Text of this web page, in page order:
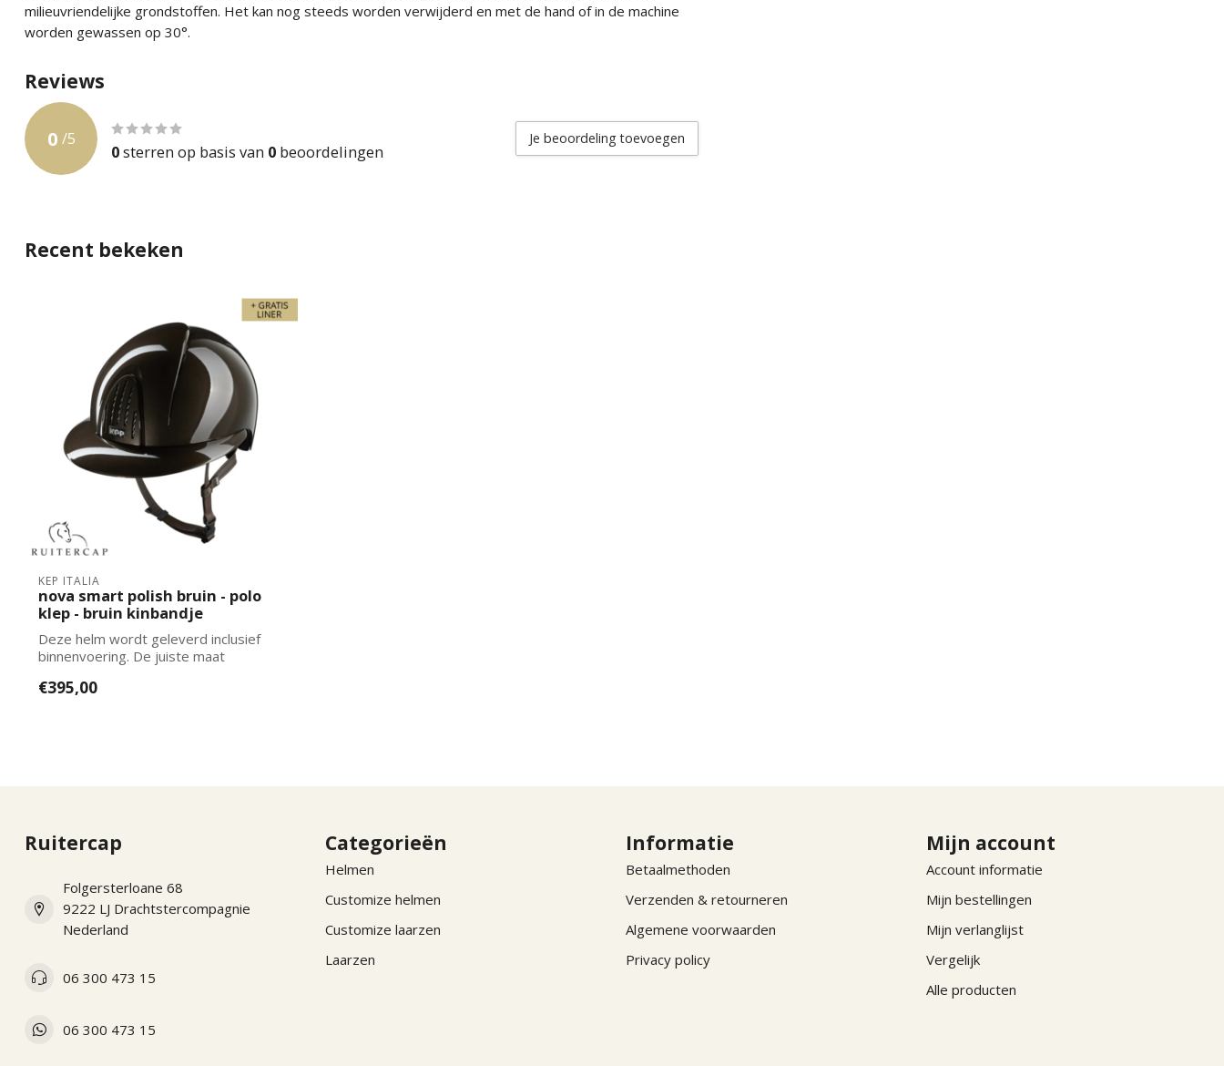
milieuvriendelijke grondstoffen. Het kan nog steeds worden verwijderd en met de hand of in de machine
worden gewassen op 30°.
Reviews
0 /5
0sterren op basis van 0 beoordelingen
Je beoordeling toevoegen
Recent bekeken
KEP ITALIA
nova smart polish bruin - polo
klep - bruin kinbandje
Deze helm wordt geleverd inclusief
binnenvoering. De juiste maat
€395,00
Ruitercap
Folgersterloane 68
9222 LJ Drachtstercompagnie
Nederland
06 300 473 15
06 300 473 15
Categorieën
Helmen
Customize helmen
Customize laarzen
Laarzen
Informatie
Betaalmethoden
Verzenden & retourneren
Algemene voorwaarden
Privacy policy
Mijn account
Account informatie
Mijn bestellingen
Mijn verlanglijst
Vergelijk
Alle producten